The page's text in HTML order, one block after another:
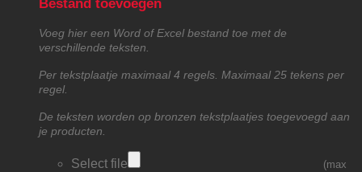
Bestand toevoegen
Voeg hier een Word of Excel bestand toe met de
verschillende teksten.
Per tekstplaatje maximaal 4 regels. Maximaal 25 tekens per
regel.
De teksten worden op bronzen tekstplaatjes toegevoegd aan
je producten.
Select file
(max